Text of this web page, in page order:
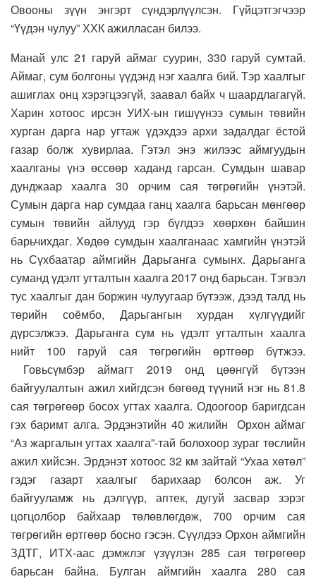
Овооны зүүн энгэрт сүндэрлүүлсэн. Гүйцэтгэгчээр
“Үүдэн чулуу” ХХК ажилласан билээ.
Манай улс 21 гаруй аймаг суурин, 330 гаруй сумтай.
Аймаг, сум болгоны үүдэнд нэг хаалга бий. Тэр хаалгыг
ашиглах онц хэрэгцээгүй, заавал байх ч шаардлагагүй.
Харин хотоос ирсэн УИХ-ын гишүүнээ сумын төвийн
хурган дарга нар угтаж үдэхдээ архи задалдаг ёстой
газар болж хувирлаа. Гэтэл энэ жилээс аймгуудын
хаалганы үнэ өссөөр хаданд гарсан. Сумдын шавар
дунджаар хаалга 30 орчим сая төгрөгийн үнэтэй.
Сумын дарга нар сумдаа ганц хаалга барьсан мөнгөөр
сумын төвийн айлууд гэр бүлдээ хөөрхөн байшин
барьчихдаг. Хөдөө сумдын хаалганаас хамгийн үнэтэй
нь Сүхбаатар аймгийн Дарьганга сумынх. Дарьганга
суманд үдэлт угталтын хаалга 2017 онд барьсан. Тэгвэл
тус хаалгыг дан боржин чулуугаар бүтээж, дээд талд нь
төрийн соёмбо, Дарьгангын хурдан хүлгүүдийг
дүрсэлжээ. Дарьганга сум нь үдэлт угталтын хаалга
нийт 100 гаруй сая төгрөгийн өртгөөр бүтжээ.
Говьсүмбэр аймагт 2019 онд цөөнгүй бүтээн
байгуулалтын ажил хийгдсэн бөгөөд түүний нэг нь 81.8
сая төгрөгөөр босох угтах хаалга. Одоогоор баригдсан
гэх баримт алга. Эрдэнэтийн 40 жилийн Орхон аймаг
“Аз жаргалын угтах хаалга”-тай болохоор зураг төслийн
ажил хийсэн. Эрдэнэт хотоос 32 км зайтай “Ухаа хөтөл”
гэдэг газарт хаалгыг барихаар болсон аж. Уг
байгууламж нь дэлгүүр, аптек, дугуй засвар зэрэг
цогцолбор байхаар төлөвлөгдөж, 700 орчим сая
төгрөгийн өртгөөр босно гэсэн. Сүүлдээ Орхон аймгийн
ЗДТГ, ИТХ-аас дэмжлэг үзүүлэн 285 сая төгрөгөөр
барьсан байна. Булган аймгийн хаалга 280 сая